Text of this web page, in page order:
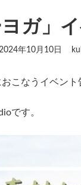
ヨガ」
最
年10月10日
こなうイベント
です。